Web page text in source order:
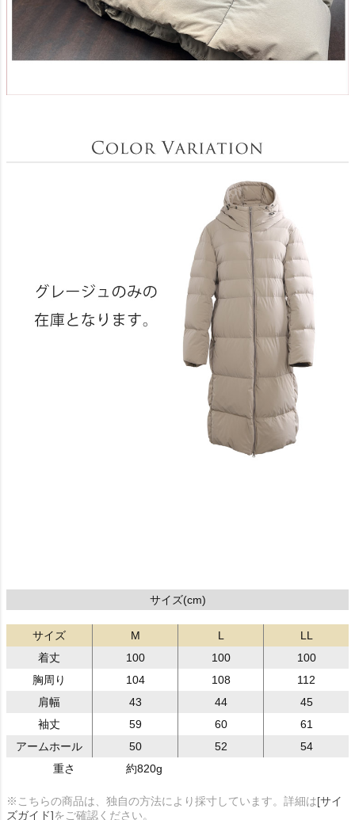
サイズ(cm)
サイズ M L
LL
着丈
100 100
100
胸周り
104 108
112
肩幅
43 44
45
袖丈
59 60
61
アームホール
50 52
54
重さ
約820g
※こちらの商品は、独自の方法により採寸しています。詳細は[サイ
ズガイド]をご確認ください。